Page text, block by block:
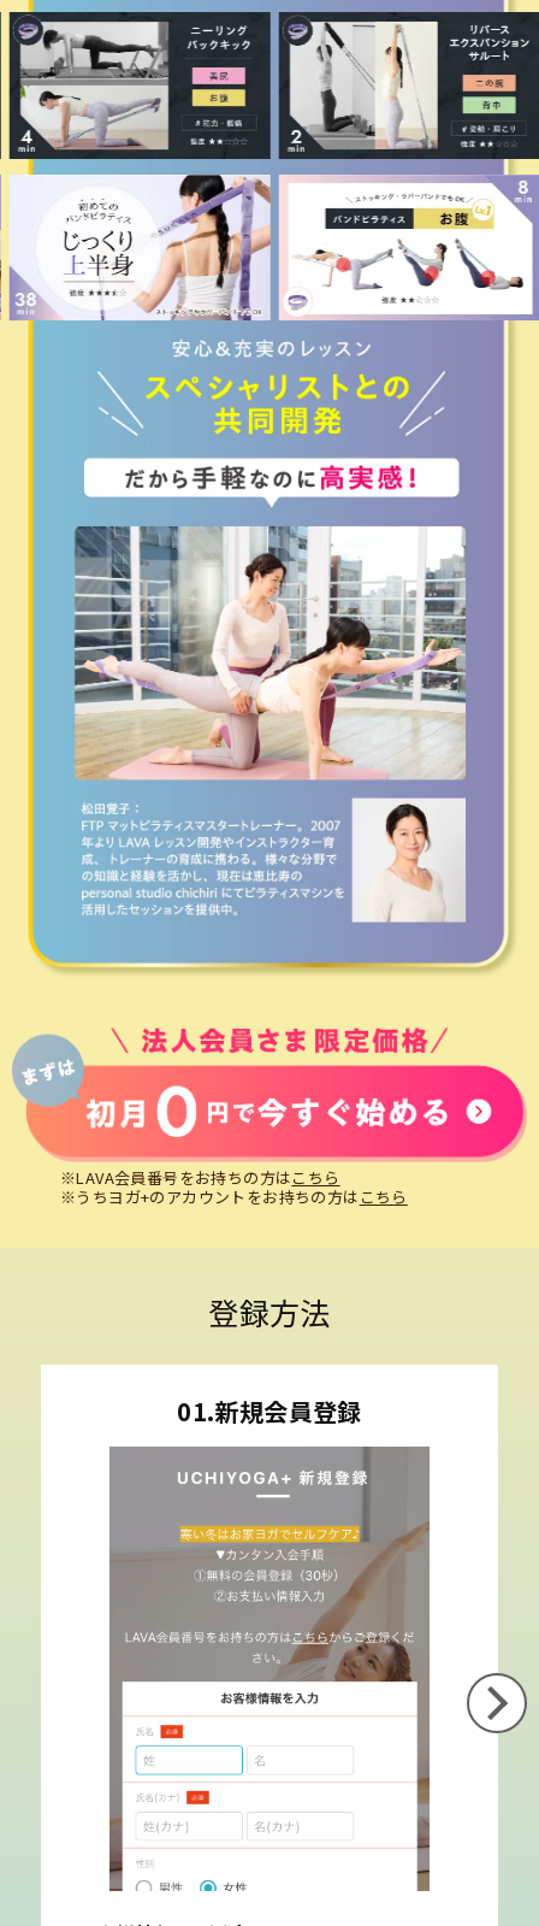
※LAVA会員番号をお持ちの方はこちら
※うちヨガ+のアカウントをお持ちの方は こちら
登録方法
01.新規会員登録